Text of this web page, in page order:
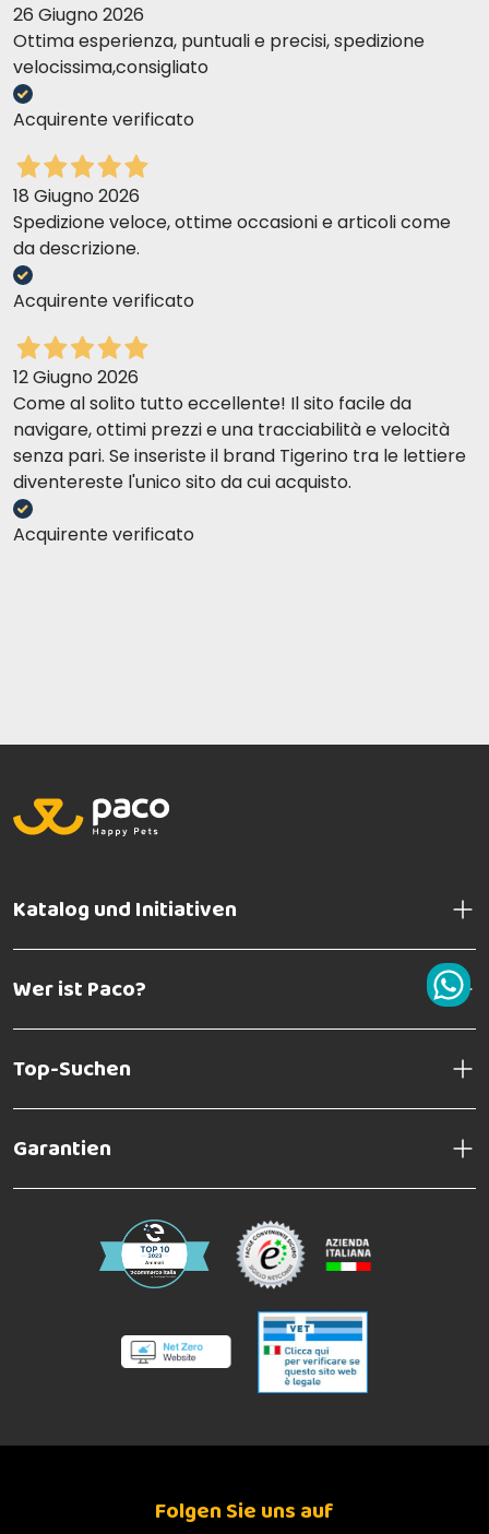
26 Giugno 2026
Ottima esperienza, puntuali e precisi, spedizione
velocissima,consigliato
Acquirente verificato
18 Giugno 2026
Spedizione veloce, ottime occasioni e articoli come
da descrizione.
Acquirente verificato
12 Giugno 2026
Come al solito tutto eccellente! Il sito facile da
navigare, ottimi prezzi e una tracciabilità e velocità
senza pari. Se inseriste il brand Tigerino tra le lettiere
diventereste l'unico sito da cui acquisto.
Acquirente verificato
Katalog und Initiativen
Wer ist Paco?
Top-Suchen
Garantien
Folgen Sie uns auf